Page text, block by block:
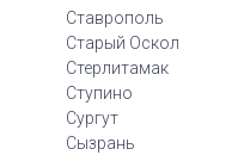
Ставрополь
Старый Оскол
Стерлитамак
Ступино
Сургут
Сызрань